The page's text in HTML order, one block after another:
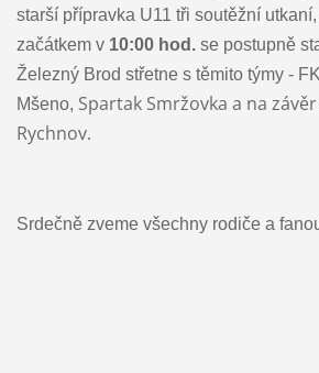
starší přípravka U11 tři soutěžní
začátkem v 10:00 hod.se postupně
Železný Brod střetne s těmito týmy -
Mšeno, Spartak Smržovka a na
Rychnov.
Srdečně zveme všechny rodiče a